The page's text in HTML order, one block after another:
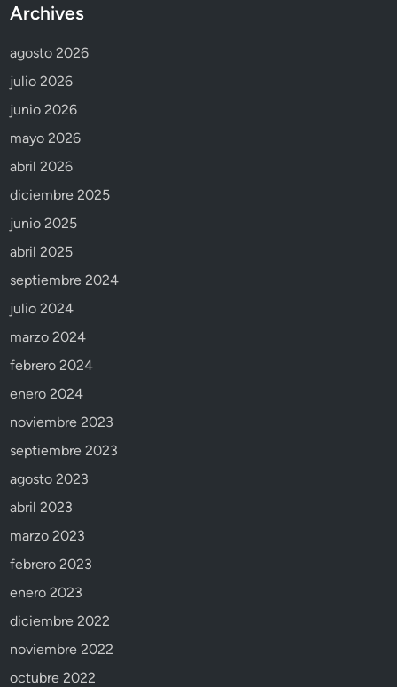
Archives
agosto 2026
julio 2026
junio 2026
mayo 2026
abril 2026
diciembre 2025
junio 2025
abril 2025
septiembre 2024
julio 2024
marzo 2024
febrero 2024
enero 2024
noviembre 2023
septiembre 2023
agosto 2023
abril 2023
marzo 2023
febrero 2023
enero 2023
diciembre 2022
noviembre 2022
octubre 2022